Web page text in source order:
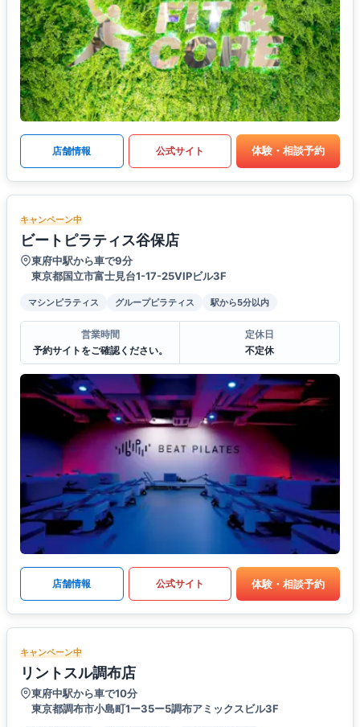
店舗情報 公式サイト 体験・相談予約
キャンペーン中
ビートピラティス谷保店
東府中駅から車で9分
東京都国立市富士見台1-17-25VIPビル3F
マシンピラティス グループピラティス 駅から5分以内
営業時間
予約サイトをご確認ください。
定休日
不定休
店舗情報 公式サイト 体験・相談予約
キャンペーン中
リントスル調布店
東府中駅から車で10分
東京都調布市小島町1ー35ー5調布アミックスビル3F